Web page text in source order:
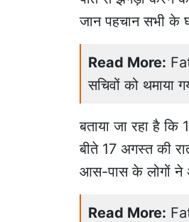
जान पहचान सभी के
Read More:
सचिवों को थमाया
बताया जा रहा है कि
बीते 17 अगस्त की
आस-पास के लोगों ने
Read More: